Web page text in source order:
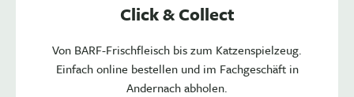
Click & Collect
Von BARF-Frischfleisch bis zum Katzenspielzeug.
Einfach online bestellen und im Fachgeschäft in
Andernach abholen.